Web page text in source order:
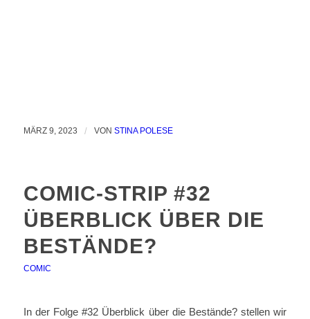
MÄRZ 9, 2023 / VON STINA POLESE
COMIC-STRIP #32
ÜBERBLICK ÜBER DIE
BESTÄNDE?
COMIC
In der Folge #32 Überblick über die Bestände? stellen wir